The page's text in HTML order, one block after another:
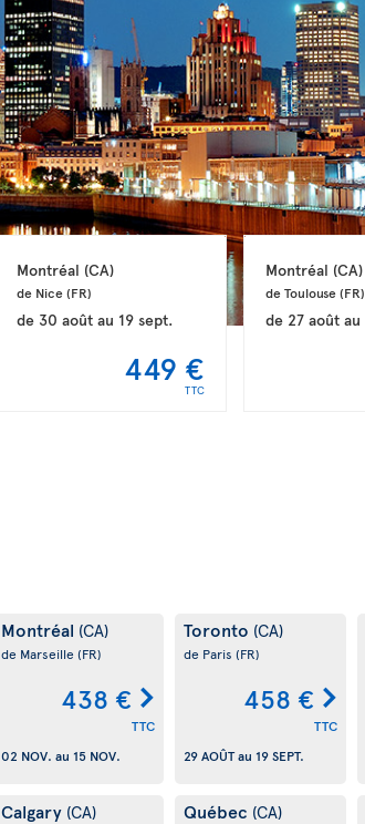
Montréal (CA)
de Nice (FR)
de 30 août au 19 sept.
449 €
TTC
Montréal (CA)
de Toulouse (FR)
de 27 août au
Montréal (CA)
de Marseille (FR)
438 €
TTC
02 NOV. au 15 NOV.
Toronto (CA)
de Paris (FR)
458 €
TTC
29 AOÛTau 19 SEPT.
Calgary (CA) Québec (CA)